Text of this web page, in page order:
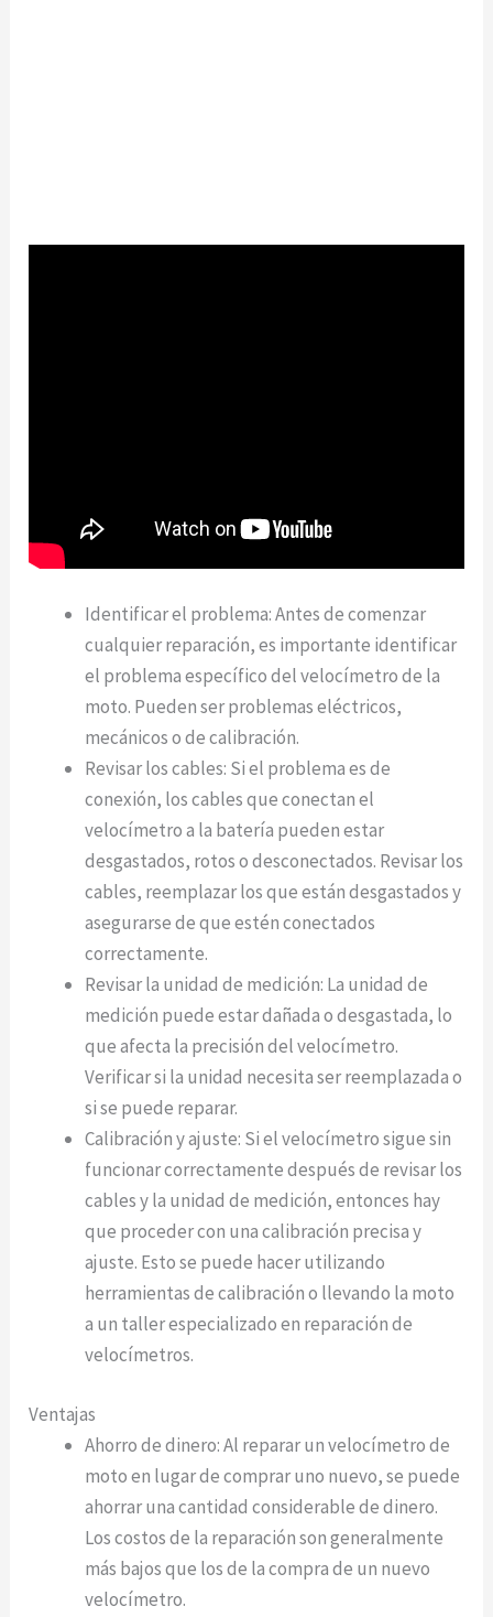
Identificar el problema: Antes de comenzar
cualquier reparación, es importante identificar
el problema específico del velocímetro de la
moto. Pueden ser problemas eléctricos,
mecánicos o de calibración.
Revisar los cables: Si el problema es de
conexión, los cables que conectan el
velocímetro a la batería pueden estar
desgastados, rotos o desconectados. Revisar los
cables, reemplazar los que están desgastados y
asegurarse de que estén conectados
correctamente.
Revisar la unidad de medición: La unidad de
medición puede estar dañada o desgastada, lo
que afecta la precisión del velocímetro.
Verificar si la unidad necesita ser reemplazada o
si se puede reparar.
Calibración y ajuste: Si el velocímetro sigue sin
funcionar correctamente después de revisar los
cables y la unidad de medición, entonces hay
que proceder con una calibración precisa y
ajuste. Esto se puede hacer utilizando
herramientas de calibración o llevando la moto
a un taller especializado en reparación de
velocímetros.
Ventajas
Ahorro de dinero: Al reparar un velocímetro de
moto en lugar de comprar uno nuevo, se puede
ahorrar una cantidad considerable de dinero.
Los costos de la reparación son generalmente
más bajos que los de la compra de un nuevo
velocímetro.